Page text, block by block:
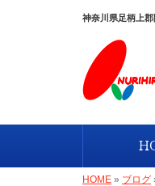
神奈川県足柄上
HOME » ブログ